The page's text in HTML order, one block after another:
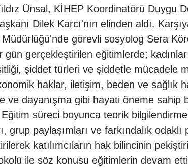
Ünsal, KİHEP Koordinatörü Duygu
Dilek Karcı'nın elinden aldı.
görevli sosyolog Sera
gün gerçekleştirilen eğitimlerde;
şiddet türleri ve şiddetle mücadele
haklar, iletişim, beden ve sağlık
ve dayanışma gibi hayati öneme sahip
Eğitim süreci boyunca teorik
grup paylaşımları ve farkındalık
katılımcıların hak bilincinin
ile söz konusu eğitimlerin devam